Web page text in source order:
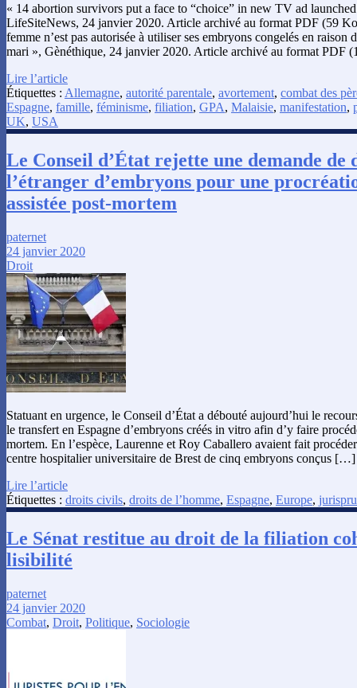
« 14 abortion survivors put a face to “choice” in new TV ad
LifeSiteNews, 24 janvier 2020. Article archivé au format PDF (59
femme n’est pas autorisée à utiliser ses embryons congelés en raison
mari », Gènéthique, 24 janvier 2020. Article archivé au format
Lire l’article
Étiquettes : Allemagne, autorité parentale, avortement, combat des
Espagne, famille, féminisme, filiation, GPA, Malaisie, manifestation,
UK, USA
Le Conseil d’État rejette une demande de
l’étranger d’embryons pour une
assistée post-mortem
paternet
24 janvier 2020
Droit
Statuant en urgence, le Conseil d’État a débouté aujourd’hui le
le transfert en Espagne d’embryons créés in vitro afin d’y faire
mortem. En l’espèce, Laurenne et Roy Caballero avaient fait
centre hospitalier universitaire de Brest de cinq embryons conçus […]
Lire l’article
Étiquettes : droits civils, droits de l’homme, Espagne, Europe,
Le Sénat restitue au droit de la filiation
lisibilité
paternet
24 janvier 2020
Combat, Droit, Politique, Sociologie